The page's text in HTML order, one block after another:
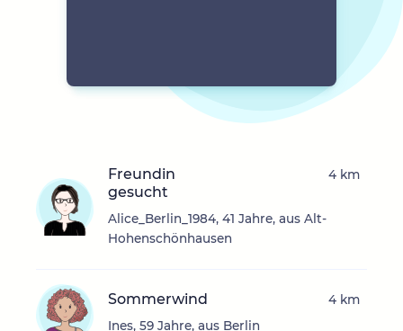
Freundin
gesucht
Alice_Berlin_1984, 41 Jahre, aus Alt-
Hohenschönhausen
4 km
Sommerwind
Ines, 59 Jahre, aus Berlin
4 km